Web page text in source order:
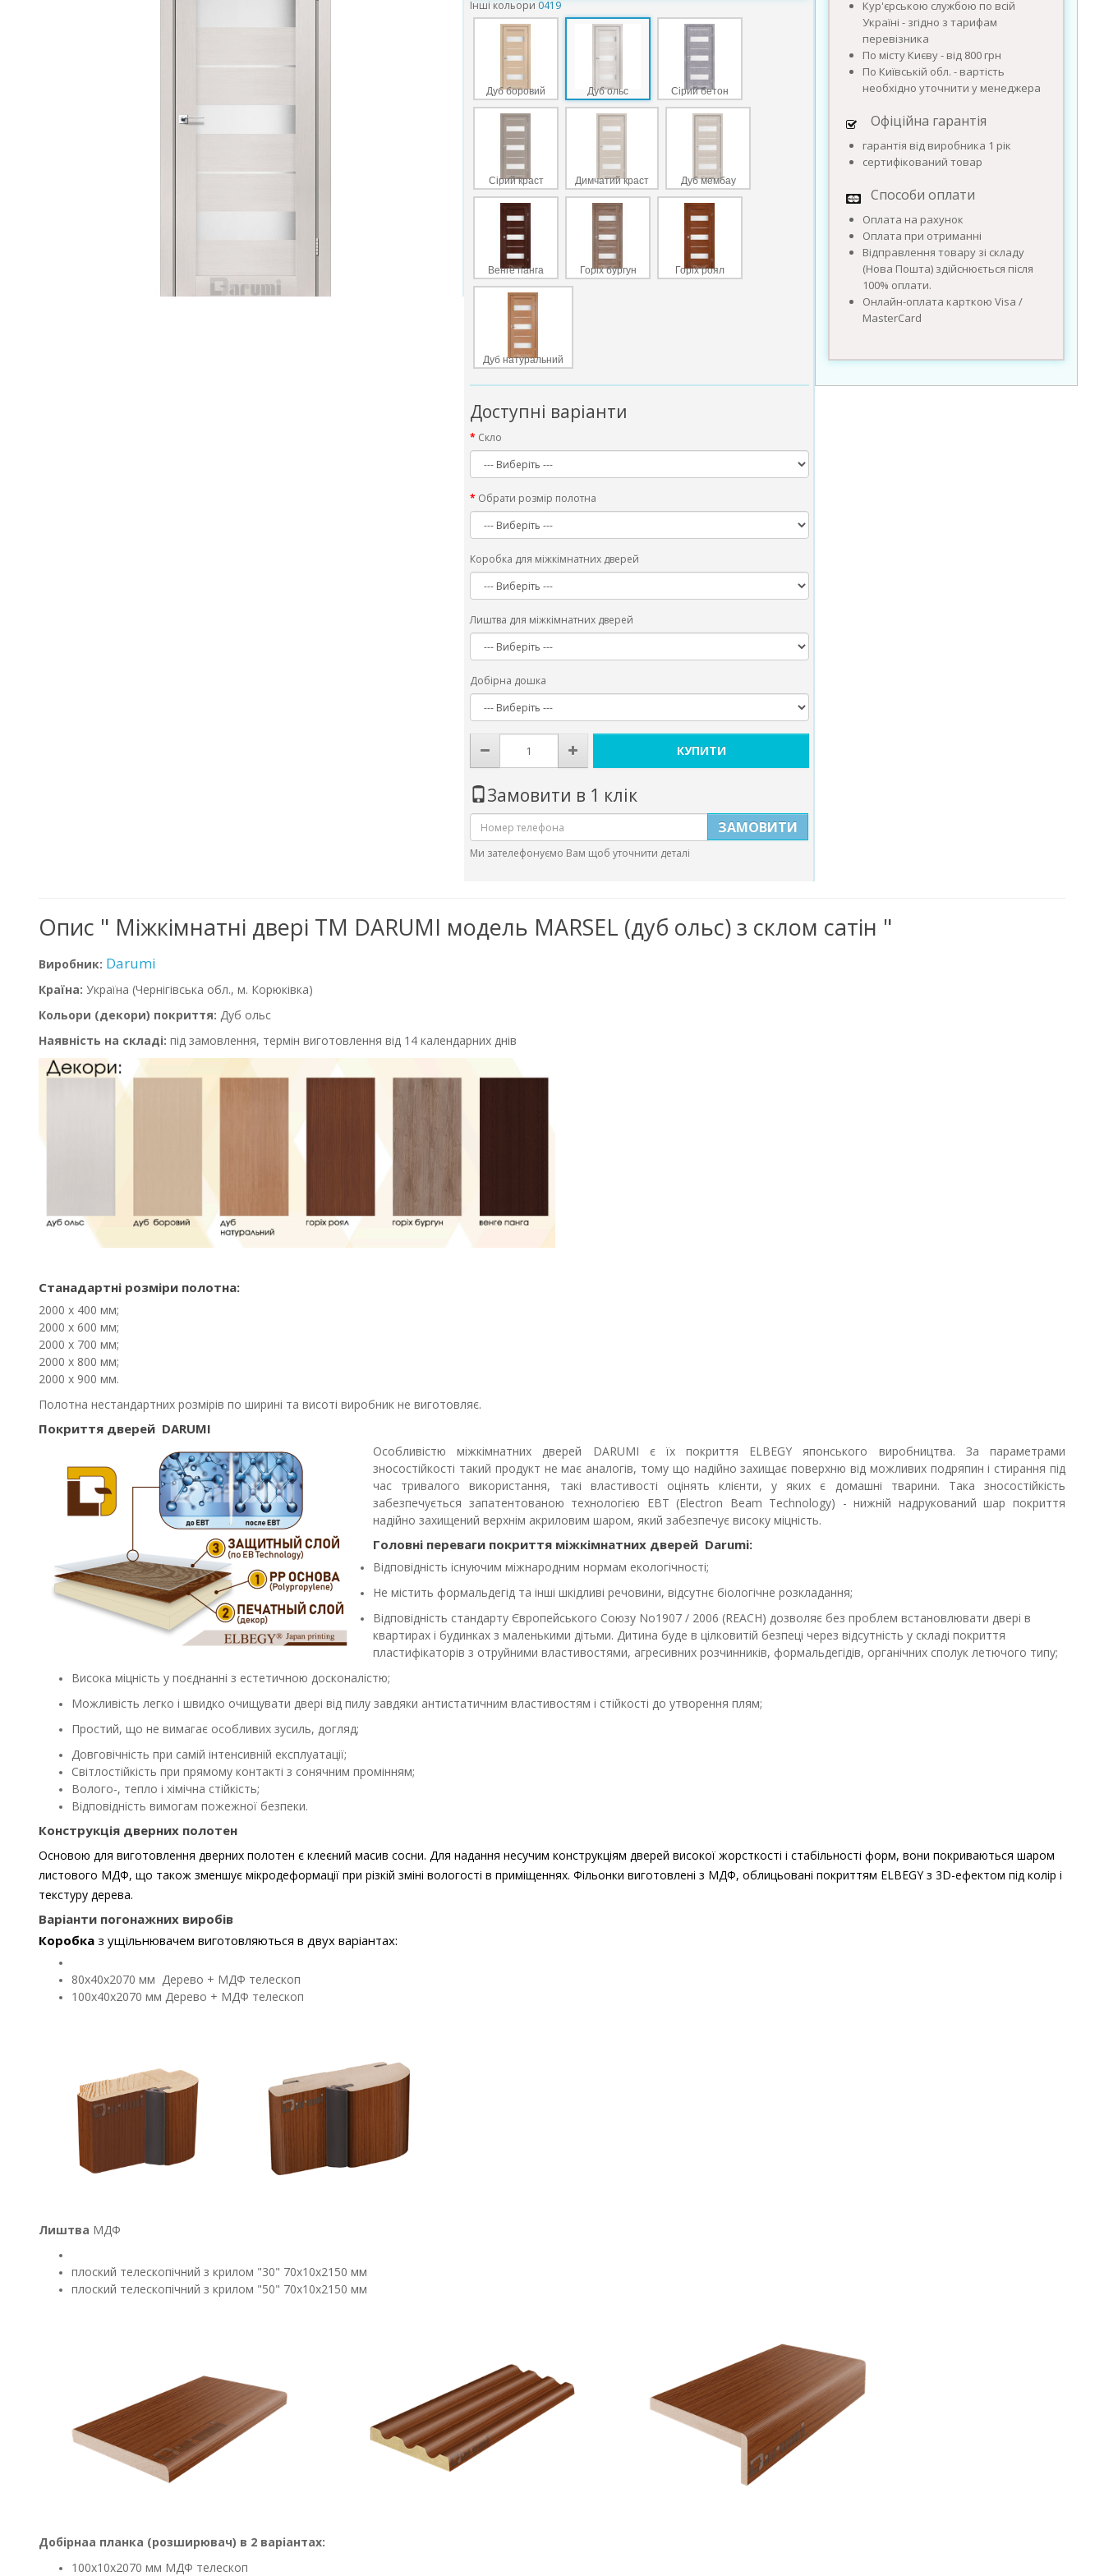
Інші кольори 0419
Дуб боровий Дуб ольс Сірий бетон
Сірий краст Димчатий краст Дуб мембау
Венге панга Горіх бургун Горіх роял
Дуб натуральний
Доступні варіанти
Скло
Обрати розмір полотна
Коробка для міжкімнатних дверей
Лиштва для міжкімнатних дверей
Добірна дошка
КУПИТИ
Замовити в 1 клік
ЗАМОВИТИ
Ми зателефонуємо Вам щоб уточнити деталі
Кур'єрською службою по всій
Україні - згідно з тарифам
перевізника
По місту Києву - від 800 грн
По Київській обл. - вартість
необхідно уточнити у менеджера
Офіційна гарантія
гарантія від виробника 1 рік
сертифікований товар
Способи оплати
Оплата на рахунок
Оплата при отриманні
Відправлення товару зі складу
(Нова Пошта) здійснюється після
100% оплати.
Онлайн-оплата карткою Visa /
MasterCard
Опис " Міжкімнатні двері ТМ DARUMI модель MARSEL (дуб ольс) з склом сатін "
Виробник: Darumi
Країна: Україна (Чернігівська обл., м. Корюківка)
Кольори (декори) покриття: Дуб ольс
Наявність на складі: під замовлення, термін виготовлення від 14 календарних днів
Станадартні розміри полотна:
2000 х 400 мм;
2000 х 600 мм;
2000 х 700 мм;
2000 х 800 мм;
2000 х 900 мм.
Полотна нестандартних розмірів по ширині та висоті виробник не виготовляє.
Покриття дверей DARUMI
Особливістю міжкімнатних дверей DARUMI є їх покриття ELBEGY японського виробництва. За параметрами
зносостійкості такий продукт не має аналогів, тому що надійно захищає поверхню від можливих подряпин і стирання під
час тривалого використання, такі властивості оцінять клієнти, у яких є домашні тварини. Така зносостійкість
забезпечується запатентованою технологією EBT (Electron Beam Technology) - нижній надрукований шар покриття
надійно захищений верхнім акриловим шаром, який забезпечує високу міцність.
Головні переваги покриття міжкімнатних дверей Darumi:
Відповідність існуючим міжнародним нормам екологічності;
Не містить формальдегід та інші шкідливі речовини, відсутнє біологічне розкладання;
Відповідність стандарту Європейського Союзу No1907 / 2006 (REACH) дозволяє без проблем встановлювати двері в
квартирах і будинках з маленькими дітьми. Дитина буде в цілковитій безпеці через відсутність у складі покриття
пластифікаторів з отруйними властивостями, агресивних розчинників, формальдегідів, органічних сполук летючого типу;
Висока міцність у поєднанні з естетичною досконалістю;
Можливість легко і швидко очищувати двері від пилу завдяки антистатичним властивостям і стійкості до утворення плям;
Простий, що не вимагає особливих зусиль, догляд;
Довговічність при самій інтенсивній експлуатації;
Світлостійкість при прямому контакті з сонячним промінням;
Волого-, тепло і хімічна стійкість;
Відповідність вимогам пожежної безпеки.
Конструкція дверних полотен
Основою для виготовлення дверних полотен є клеєний масив сосни. Для надання несучим конструкціям дверей високої жорсткості і стабільності форм, вони покриваються шаром
листового МДФ, що також зменшує мікродеформації при різкій зміні вологості в приміщеннях. Фільонки виготовлені з МДФ, облицьовані покриттям ELBEGY з 3D-ефектом під колір і
текстуру дерева.
Варіанти погонажних виробів
Коробка з ущільнювачем виготовляються в двух варіантах:
80х40х2070 мм Дерево + МДФ телескоп
100х40х2070 мм Дерево + МДФ телескоп
Лиштва МДФ
плоский телескопічний з крилом "30" 70х10х2150 мм
плоский телескопічний з крилом "50" 70х10х2150 мм
Добірнаа планка (розширювач) в 2 варіантах:
100х10х2070 мм МДФ телескоп